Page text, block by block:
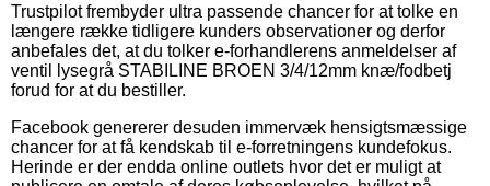
Trustpilot frembyder ultra passende chancer for at tolke en
længere række tidligere kunders observationer og derfor
anbefales det, at du tolker e-forhandlerens anmeldelser af
ventil lysegrå STABILINE BROEN 3/4/12mm knæ/fodbetj
forud for at du bestiller.
Facebook genererer desuden immervæk hensigtsmæssige
chancer for at få kendskab til e-forretningens kundefokus.
Herinde er der endda online outlets hvor det er muligt at